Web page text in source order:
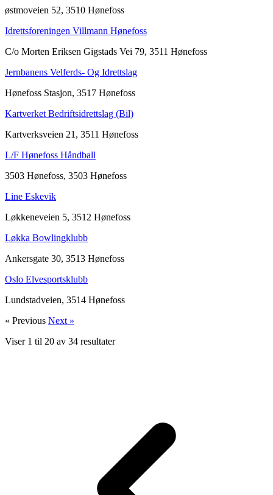
østmoveien 52, 3510 Hønefoss
Idrettsforeningen Villmann Hønefoss
C/o Morten Eriksen Gigstads Vei 79, 3511 Hønefoss
Jernbanens Velferds- Og Idrettslag
Hønefoss Stasjon, 3517 Hønefoss
Kartverket Bedriftsidrettslag (Bil)
Kartverksveien 21, 3511 Hønefoss
L/F Hønefoss Håndball
3503 Hønefoss, 3503 Hønefoss
Line Eskevik
Løkkeneveien 5, 3512 Hønefoss
Løkka Bowlingklubb
Ankersgate 30, 3513 Hønefoss
Oslo Elvesportsklubb
Lundstadveien, 3514 Hønefoss
« Previous Next »
Viser 1 til 20 av 34 resultater